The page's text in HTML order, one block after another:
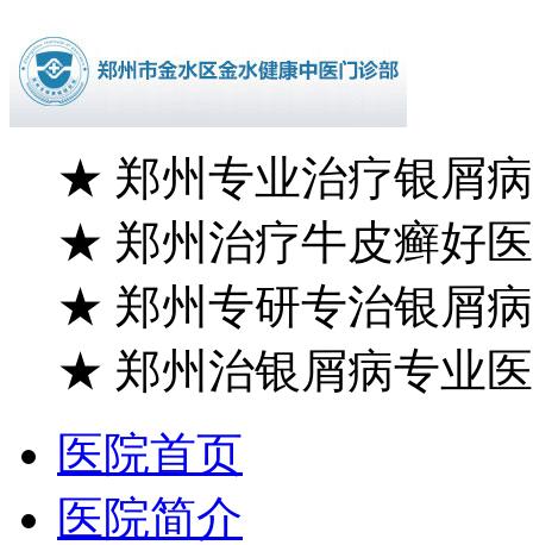
★ 郑州专业治疗银屑
★ 郑州治疗牛皮癣好
★ 郑州专研专治银屑
★ 郑州治银屑病专业
医院首页
医院简介